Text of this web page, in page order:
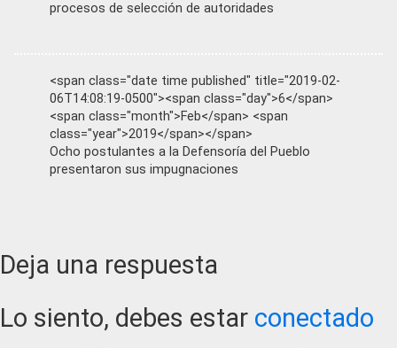
procesos de selección de autoridades
<span class="date time published" title="2019-02-
06T14:08:19-0500"><span class="day">6</span>
<span class="month">Feb</span> <span
class="year">2019</span></span>
Ocho postulantes a la Defensoría del Pueblo
presentaron sus impugnaciones
Reader
Interactions
Deja una respuesta
Lo siento, debes estar conectado